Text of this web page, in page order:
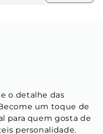
o detalhe das
um toque de
para quem gosta de
personalidade.